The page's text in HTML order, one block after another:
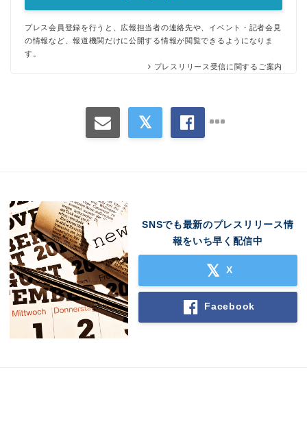
プレス会員登録を行うと、広報担当者の連絡先や、イベント・記者会見
の情報など、報道機関だけに公開する情報が閲覧できるようになりま
す。
プレスリリース受信に関するご案内
SNSでも最新のプレスリリース情
報をいち早く配信中
X
Facebook